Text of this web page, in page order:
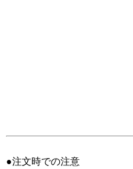
●注文時での注意